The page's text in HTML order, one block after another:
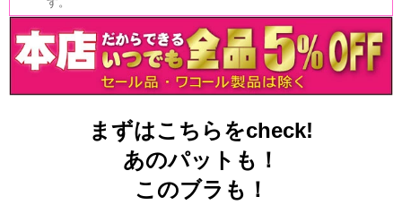
まずはこちらをcheck!
あのパットも！
このブラも！